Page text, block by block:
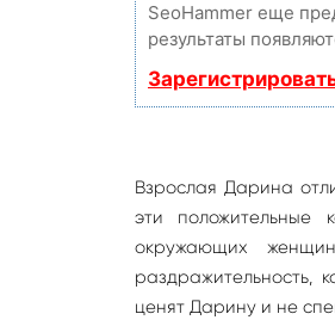
SeoHammer еще
результаты
Взрослая Дарина
эти положительные
окружающих
раздражительность,
ценят Дарину и не